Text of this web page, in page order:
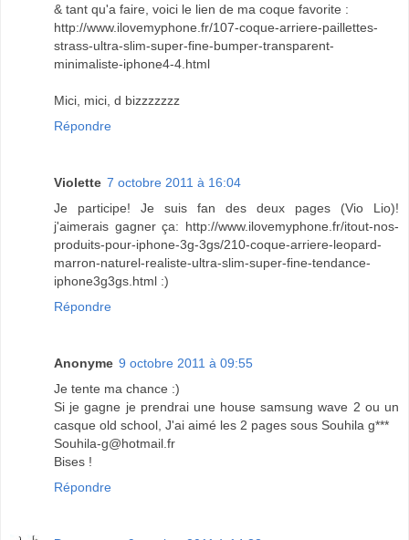
& tant qu'a faire, voici le lien de ma coque favorite :
http://www.ilovemyphone.fr/107-coque-arriere-paillettes-
strass-ultra-slim-super-fine-bumper-transparent-
minimaliste-iphone4-4.html
Mici, mici, d bizzzzzzz
Répondre
Violette 7 octobre 2011 à 16:04
Je participe! Je suis fan des deux pages (Vio Lio)!
j'aimerais gagner ça: http://www.ilovemyphone.fr/itout-nos-
produits-pour-iphone-3g-3gs/210-coque-arriere-leopard-
marron-naturel-realiste-ultra-slim-super-fine-tendance-
iphone3g3gs.html :)
Répondre
Anonyme 9 octobre 2011 à 09:55
Je tente ma chance :)
Si je gagne je prendrai une house samsung wave 2 ou un
casque old school, J'ai aimé les 2 pages sous Souhila g***
Souhila-g@hotmail.fr
Bises !
Répondre